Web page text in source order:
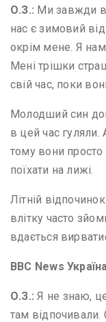
О.З.: Ми завжди
нас є зимовий
окрім мене. Я
Мені трішки
свій час, поки
Молодший син
в цей час гуляли.
тому вони просто
поїхати на лижі.
Літній
влітку часто
вдається
BBC News
О.З.: Я не знаю,
там відпочивали.